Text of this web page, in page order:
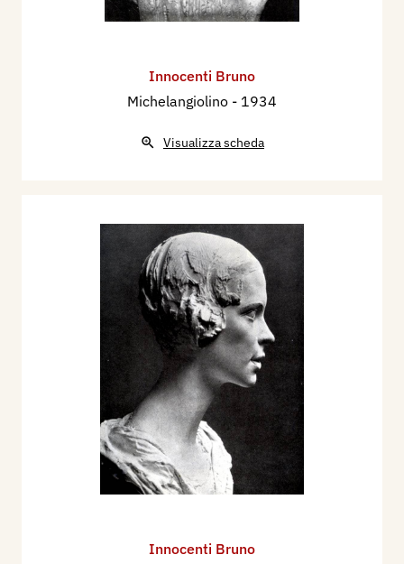
Scultura nell’Evo Moderno, Roma, Casa Editrice
1949 - Francesco Sapori: Scultura italiana
moderna, Roma, Libreria dello Stato.
Contemporanei, Milano, I.T.E., p. 171.
Innocenti Bruno
Michelangiolino - 1934
Visualizza scheda
Innocenti Bruno